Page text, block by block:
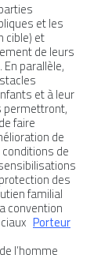
et les
cible) et
de leurs
parallèle,
et à leur
permettront,
faire
de
de
des
familial
convention
Porteur
l’homme